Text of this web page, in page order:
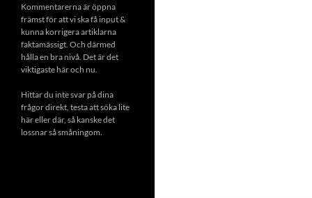
Kommentarerna är öppna
främst för att vi ska få input &
kunna korrigera artiklarna
faktamässigt. Och därmed
hålla en bra nivå. Det är det
viktigaste här och nu.
Hittar du inte svar på dina
frågor direkt, testa att söka lite
här eller där, så kanske det
lossnar så småningom.